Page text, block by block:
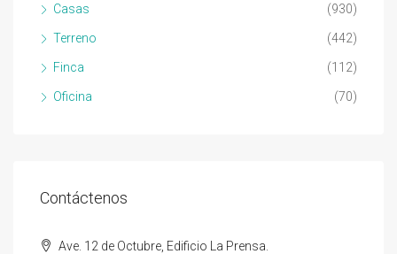
Casas (930)
Terreno (442)
Finca (112)
Oficina (70)
Contáctenos
Ave. 12 de Octubre, Edificio La Prensa.